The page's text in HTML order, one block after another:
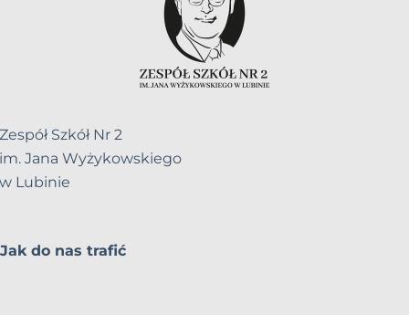
Zespół Szkół Nr 2
im. Jana Wyżykowskiego
w Lubinie
Jak do nas trafić